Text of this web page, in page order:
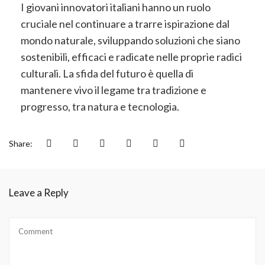
I giovani innovatori italiani hanno un ruolo
cruciale nel continuare a trarre ispirazione dal
mondo naturale, sviluppando soluzioni che siano
sostenibili, efficaci e radicate nelle proprie radici
culturali. La sfida del futuro è quella di
mantenere vivo il legame tra tradizione e
progresso, tra natura e tecnologia.
Share:
Leave a Reply